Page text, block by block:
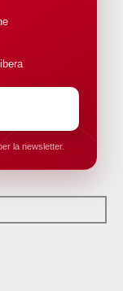
la newsletter.